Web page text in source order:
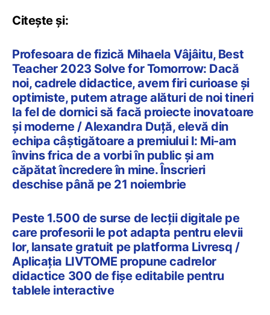
Citește și:
Profesoara de fizică Mihaela Vâjâitu, Best
Teacher 2023 Solve for Tomorrow: Dacă
noi, cadrele didactice, avem firi curioase și
optimiste, putem atrage alături de noi tineri
la fel de dornici să facă proiecte inovatoare
și moderne / Alexandra Duță, elevă din
echipa câștigătoare a premiului I: Mi-am
învins frica de a vorbi în public și am
căpătat încredere în mine. Înscrieri
deschise până pe 21 noiembrie
Peste 1.500 de surse de lecții digitale pe
care profesorii le pot adapta pentru elevii
lor, lansate gratuit pe platforma Livresq /
Aplicația LIVTOME propune cadrelor
didactice 300 de fișe editabile pentru
tablele interactive